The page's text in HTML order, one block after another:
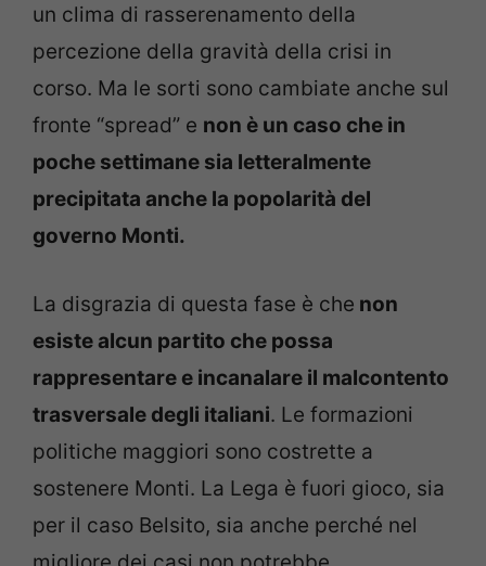
un clima di rasserenamento della
percezione della gravità della crisi in
corso. Ma le sorti sono cambiate anche sul
fronte “spread” e non è un caso che in
poche settimane sia letteralmente
precipitata anche la popolarità del
governo Monti.
La disgrazia di questa fase è che non
esiste alcun partito che possa
rappresentare e incanalare il malcontento
trasversale degli italiani. Le formazioni
politiche maggiori sono costrette a
sostenere Monti. La Lega è fuori gioco, sia
per il caso Belsito, sia anche perché nel